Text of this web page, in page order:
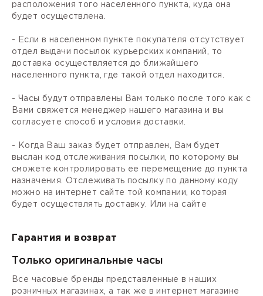
расположения того населенного пункта, куда она
будет осуществлена.
- Если в населенном пункте покупателя отсутствует
отдел выдачи посылок курьерских компаний, то
доставка осуществляется до ближайшего
населенного пункта, где такой отдел находится.
- Часы будут отправлены Вам только после того как с
Вами свяжется менеджер нашего магазина и вы
согласуете способ и условия доставки.
- Когда Ваш заказ будет отправлен, Вам будет
выслан код отслеживания посылки, по которому вы
сможете контролировать ее перемещение до пункта
назначения. Отслеживать посылку по данному коду
можно на интернет сайте той компании, которая
будет осуществлять доставку. Или на сайте
Гарантия и возврат
Только оригинальные часы
Все часовые бренды представленные в наших
розничных магазинах, а так же в интернет магазине